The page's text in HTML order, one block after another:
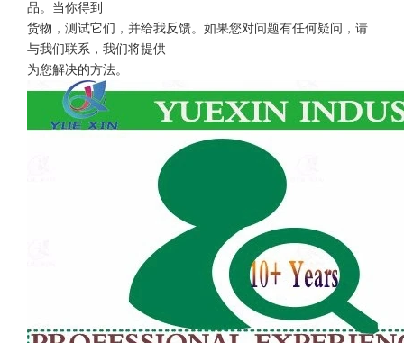
品。当你得到
货物，测试它们，并给我反馈。如果您对问题有任何疑问，请
与我们联系，我们将提供
为您解决的方法。